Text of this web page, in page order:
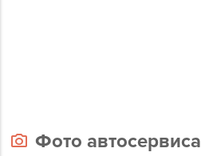
Фото автосервиса